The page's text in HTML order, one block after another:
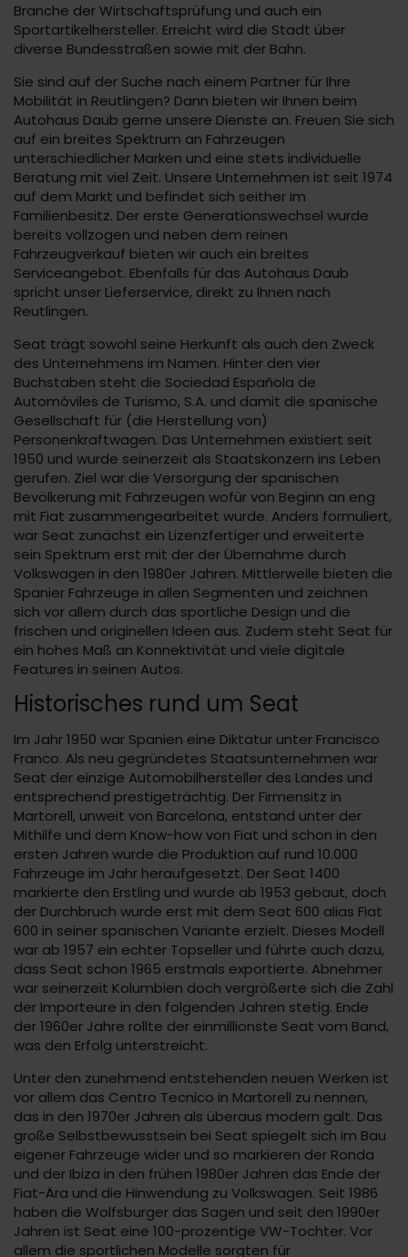
Branche der Wirtschaftsprüfung und auch ein
Sportartikelhersteller. Erreicht wird die Stadt über
diverse Bundesstraßen sowie mit der Bahn.
Sie sind auf der Suche nach einem Partner für Ihre
Mobilität in Reutlingen? Dann bieten wir Ihnen beim
Autohaus Daub gerne unsere Dienste an. Freuen Sie sich
auf ein breites Spektrum an Fahrzeugen
unterschiedlicher Marken und eine stets individuelle
Beratung mit viel Zeit. Unsere Unternehmen ist seit 1974
auf dem Markt und befindet sich seither im
Familienbesitz. Der erste Generationswechsel wurde
bereits vollzogen und neben dem reinen
Fahrzeugverkauf bieten wir auch ein breites
Serviceangebot. Ebenfalls für das Autohaus Daub
spricht unser Lieferservice, direkt zu Ihnen nach
Reutlingen.
Seat trägt sowohl seine Herkunft als auch den Zweck
des Unternehmens im Namen. Hinter den vier
Buchstaben steht die Sociedad Española de
Automóviles de Turismo, S.A. und damit die spanische
Gesellschaft für (die Herstellung von)
Personenkraftwagen. Das Unternehmen existiert seit
1950 und wurde seinerzeit als Staatskonzern ins Leben
gerufen. Ziel war die Versorgung der spanischen
Bevölkerung mit Fahrzeugen wofür von Beginn an eng
mit Fiat zusammengearbeitet wurde. Anders formuliert,
war Seat zunächst ein Lizenzfertiger und erweiterte
sein Spektrum erst mit der der Übernahme durch
Volkswagen in den 1980er Jahren. Mittlerweile bieten die
Spanier Fahrzeuge in allen Segmenten und zeichnen
sich vor allem durch das sportliche Design und die
frischen und originellen Ideen aus. Zudem steht Seat für
ein hohes Maß an Konnektivität und viele digitale
Features in seinen Autos.
Historisches rund um Seat
Im Jahr 1950 war Spanien eine Diktatur unter Francisco
Franco. Als neu gegründetes Staatsunternehmen war
Seat der einzige Automobilhersteller des Landes und
entsprechend prestigeträchtig. Der Firmensitz in
Martorell, unweit von Barcelona, entstand unter der
Mithilfe und dem Know-how von Fiat und schon in den
ersten Jahren wurde die Produktion auf rund 10.000
Fahrzeuge im Jahr heraufgesetzt. Der Seat 1400
markierte den Erstling und wurde ab 1953 gebaut, doch
der Durchbruch wurde erst mit dem Seat 600 alias Fiat
600 in seiner spanischen Variante erzielt. Dieses Modell
war ab 1957 ein echter Topseller und führte auch dazu,
dass Seat schon 1965 erstmals exportierte. Abnehmer
war seinerzeit Kolumbien doch vergrößerte sich die Zahl
der Importeure in den folgenden Jahren stetig. Ende
der 1960er Jahre rollte der einmillionste Seat vom Band,
was den Erfolg unterstreicht.
Unter den zunehmend entstehenden neuen Werken ist
vor allem das Centro Tecnico in Martorell zu nennen,
das in den 1970er Jahren als überaus modern galt. Das
große Selbstbewusstsein bei Seat spiegelt sich im Bau
eigener Fahrzeuge wider und so markieren der Ronda
und der Ibiza in den frühen 1980er Jahren das Ende der
Fiat-Ära und die Hinwendung zu Volkswagen. Seit 1986
haben die Wolfsburger das Sagen und seit den 1990er
Jahren ist Seat eine 100-prozentige VW-Tochter. Vor
allem die sportlichen Modelle sorgten für